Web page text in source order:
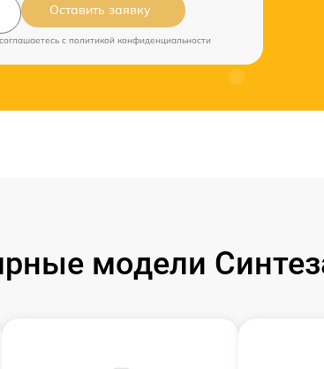
Оставить заявку
c политикой конфиденциальности
модели